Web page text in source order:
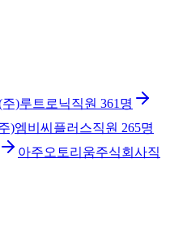
주)루트로닉직원 361 명
)엠비씨플러스직원 265명
아주오토리움주식회사직